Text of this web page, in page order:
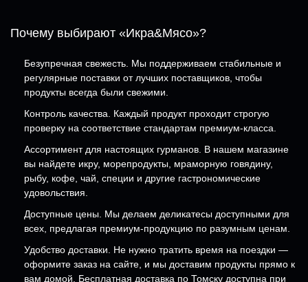
Почему выбирают «Икра&Мясо»?
Безупречная свежесть. Мы поддерживаем стабильные и
регулярные поставки от лучших поставщиков, чтобы
продукты всегда были свежими.
Контроль качества. Каждый продукт проходит строгую
проверку на соответствие стандартам премиум-класса.
Ассортимент для настоящих гурманов. В нашем магазине
вы найдете икру, морепродукты, мраморную говядину,
рыбу, кофе, чай, специи и другие гастрономические
удовольствия.
Доступные цены. Мы делаем деликатесы доступными для
всех, предлагая премиум-продукцию по разумным ценам.
Удобство доставки. Не нужно тратить время на поездки —
оформите заказ на сайте, и мы доставим продукты прямо к
вам домой. Бесплатная доставка по Томску доступна при